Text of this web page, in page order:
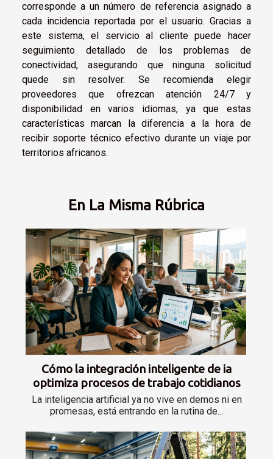
corresponde a un número de referencia asignado a
cada incidencia reportada por el usuario. Gracias a
este sistema, el servicio al cliente puede hacer
seguimiento detallado de los problemas de
conectividad, asegurando que ninguna solicitud
quede sin resolver. Se recomienda elegir
proveedores que ofrezcan atención 24/7 y
disponibilidad en varios idiomas, ya que estas
características marcan la diferencia a la hora de
recibir soporte técnico efectivo durante un viaje por
territorios africanos.
En La Misma Rúbrica
Cómo la integración inteligente de ia
optimiza procesos de trabajo cotidianos
La inteligencia artificial ya no vive en demos ni en
promesas, está entrando en la rutina de...